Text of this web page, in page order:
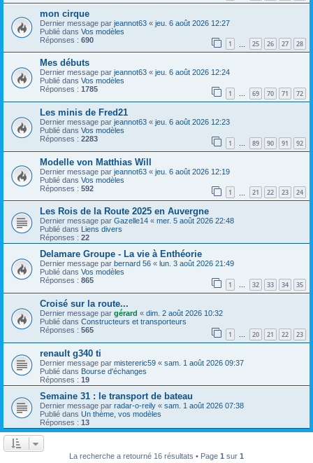
mon cirque
Dernier message par jeannot63 « jeu. 6 août 2026 12:27
Publié dans Vos modèles
Réponses : 690 1 25 26 27 28
Mes débuts
Dernier message par jeannot63 « jeu. 6 août 2026 12:24
Publié dans Vos modèles
Réponses : 1785 1 … 69 70 71 72
Les minis de Fred21
Dernier message par jeannot63 « jeu. 6 août 2026 12:23
Publié dans Vos modèles
Réponses : 2283 1 … 89 90 91 92
Modelle von Matthias Will
Dernier message par jeannot63 « jeu. 6 août 2026 12:19
Publié dans Vos modèles
Réponses : 592 1 21 22 23 24
Les Rois de la Route 2025 en Auvergne
Dernier message par Gazelle14 « mer. 5 août 2026 22:48
Publié dans
Liens divers
Réponses : 22
Delamare Groupe - La vie à Enthéorie
Dernier message par bernard 56 « lun. 3 août 2026 21:49
Publié dans Vos modèles
Réponses : 865 1 … 32 33 34 35
Croisé sur la route...
Dernier message par gérard « dim. 2 août 2026 10:32
Publié dans Constructeurs et transporteurs
Réponses : 565 1 … 20 21 22 23
renault g340 ti
Dernier message par mistereric59 « sam. 1 août 2026 09:37
Publié dans Bourse d'échanges
Réponses : 19
Semaine 31 : le transport de bateau
Dernier message par radar-o-reily « sam. 1 août 2026 07:38
Publié dans Un thème, vos modèles
Réponses : 13
La recherche a retourné 16 résultats • Page 1 sur 1